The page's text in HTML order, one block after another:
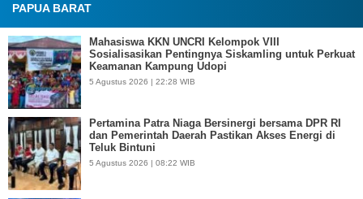
PAPUA BARAT
Mahasiswa KKN UNCRI Kelompok VIII
Sosialisasikan Pentingnya Siskamling untuk Perkuat
Keamanan Kampung Udopi
5 Agustus 2026 | 22:28 WIB
Pertamina Patra Niaga Bersinergi bersama DPR RI
dan Pemerintah Daerah Pastikan Akses Energi di
Teluk Bintuni
5 Agustus 2026 | 08:22 WIB